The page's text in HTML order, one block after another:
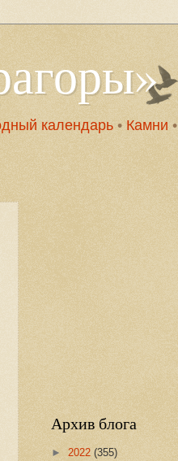
календарь • Камни •
Архив блога
► 2022 (355)